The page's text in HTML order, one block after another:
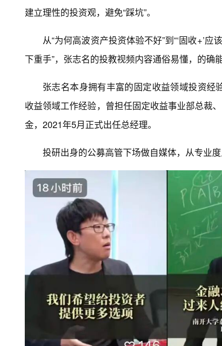
建立理性的投资观，避免“踩坑”。
从“为何高波资产投资体验不好”到“‘固收+’
下重手”，张志名的投教视频内容通俗易懂，的确
张志名本身拥有丰富的固定收益领域投资
收益领域工作经验，曾担任固定收益事业部总裁
金，2021年5月正式出任总经理。
投研出身的公募高管下场做自媒体，从专业